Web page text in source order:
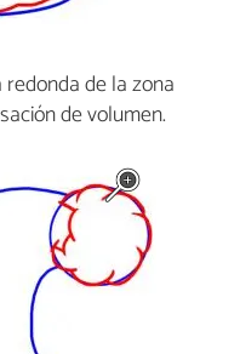
de la zona
de volumen.